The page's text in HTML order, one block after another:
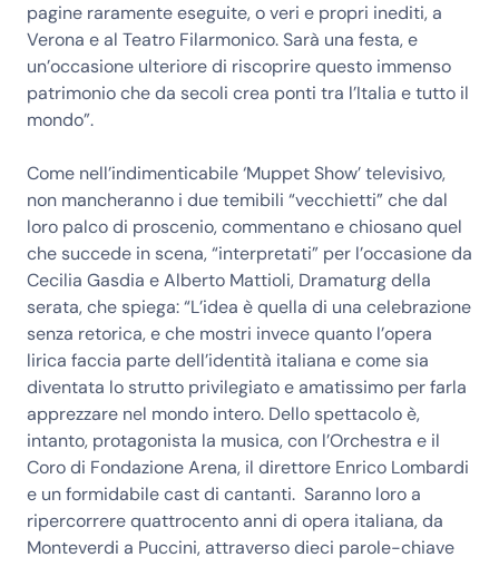
pagine raramente eseguite, o veri e propri inediti, a
Verona e al Teatro Filarmonico. Sarà una festa, e
un’occasione ulteriore di riscoprire questo immenso
patrimonio che da secoli crea ponti tra l’Italia e tutto il
mondo”.
Come nell’indimenticabile ‘Muppet Show’ televisivo,
non mancheranno i due temibili “vecchietti” che dal
loro palco di proscenio, commentano e chiosano quel
che succede in scena, “interpretati” per l’occasione da
Cecilia Gasdia e Alberto Mattioli, Dramaturg della
serata, che spiega: “L’idea è quella di una celebrazione
senza retorica, e che mostri invece quanto l’opera
lirica faccia parte dell’identità italiana e come sia
diventata lo strutto privilegiato e amatissimo per farla
apprezzare nel mondo intero. Dello spettacolo è,
intanto, protagonista la musica, con l’Orchestra e il
Coro di Fondazione Arena, il direttore Enrico Lombardi
e un formidabile cast di cantanti. Saranno loro a
ripercorrere quattrocento anni di opera italiana, da
Monteverdi a Puccini, attraverso dieci parole-chiave